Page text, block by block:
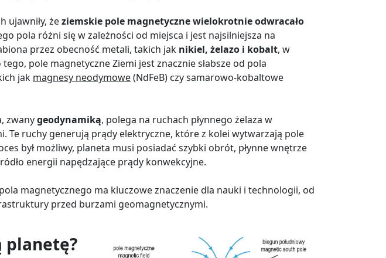
ujawniły, żeziemskie pole magnetyczne wielokrotnie odwracało
pola różni się w zależności od miejsca i jest najsilniejsza na
przez obecność metali, takich jak nikiel, żelazo i kobalt, w
pole magnetyczne Ziemi jest znacznie słabsze od pola
jak magnesy neodymowe(NdFeB) czy samarowo-kobaltowe
zwanygeodynamiką, polega na ruchach płynnego żelaza w
Te ruchy generują prądy elektryczne, które z kolei wytwarzają pole
był możliwy, planeta musi posiadać szybki obrót, płynne wnętrze
energii napędzające prądy konwekcyjne.
magnetycznego ma kluczowe znaczenie dla nauki i technologii, od
przed burzami geomagnetycznymi.
planetę?